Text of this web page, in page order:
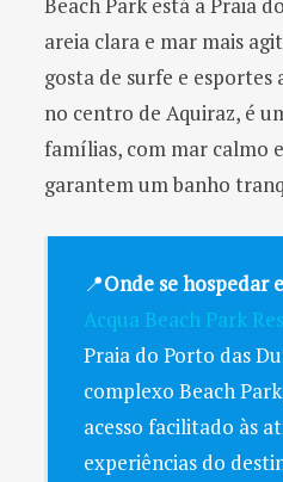
areia clara e mar mais
gosta de surfe e esportes
no centro de Aquiraz, é
famílias, com mar calmo
garantem um banho
📍Onde se hospedar
Acqua Beach Park
Praia do Porto das
complexo Beach
acesso facilitado às
experiências do